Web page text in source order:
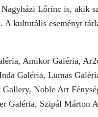
Lőrinc is, akik
A kulturális eseményt
Amikor Galéria,
Galéria, Lumas
Noble Art
Galéria, Szipál Márton